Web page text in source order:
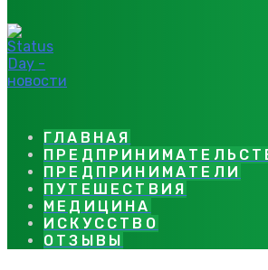
ГЛАВНАЯ
ПРЕДПРИНИМАТЕЛИ
ПУТЕШЕСТВИЯ
МЕДИЦИНА
ИСКУССТВО
ОТЗЫВЫ